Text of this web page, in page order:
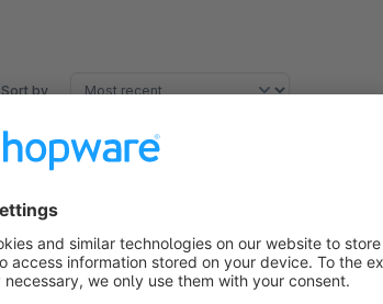
Sort by
Prima Plugin, vor allem aber
Average rating of 5 out of 5 stars
5.0Functionality 5.0Usability 5.0